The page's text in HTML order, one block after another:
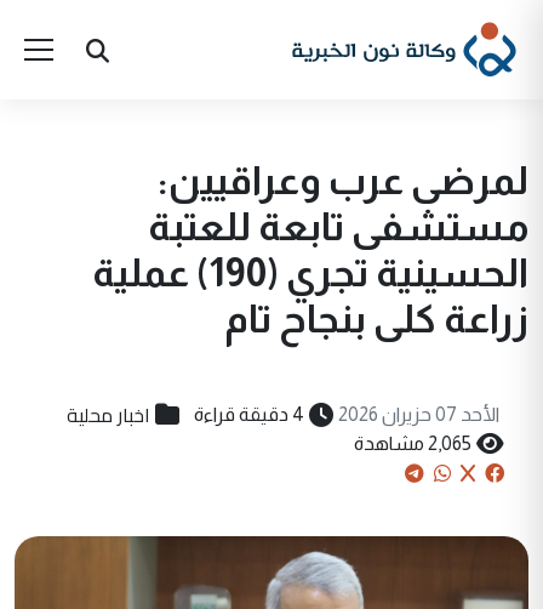
لمرضى عرب وعراقيين:
مستشفى تابعة للعتبة
الحسينية تجري (190) عملية
زراعة كلى بنجاح تام
الأحد 07 حزيران 2026 4 دقيقة قراءة اخبار محلية
2,065 مشاهدة